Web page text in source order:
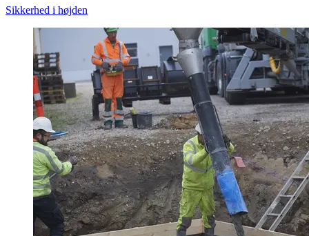
Sikkerhed i højden